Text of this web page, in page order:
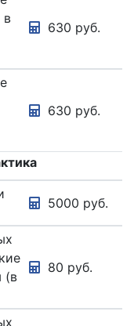
в
630 руб.
630 руб.
5000 руб.
(в
80 руб.